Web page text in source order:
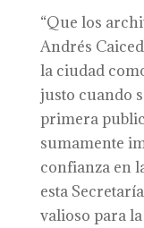
“Que los
Andrés
la ciudad
justo cuando
primera
sumamente
confianza en
esta
valioso para